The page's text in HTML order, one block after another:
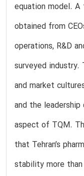
equation model.
obtained from
operations, R&D
surveyed
and market
and the
aspect of TQM.
that Tehran’s
stability more